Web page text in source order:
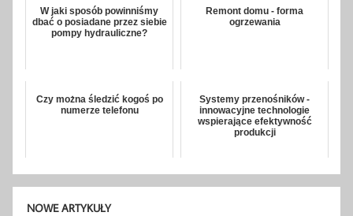
W jaki sposób powinniśmy
dbać o posiadane przez siebie
pompy hydrauliczne?
Remont domu - forma
ogrzewania
Czy można śledzić kogoś po
numerze telefonu
Systemy przenośników -
innowacyjne technologie
wspierające efektywność
produkcji
NOWE ARTYKUŁY